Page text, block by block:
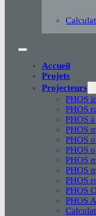
Accueil
Projets
Projecteurs
PHOS
PHOS
PHOS
PHOS
PHOS
PHOS
PHOS
PHOS
PHOS
PHOS
PHOS